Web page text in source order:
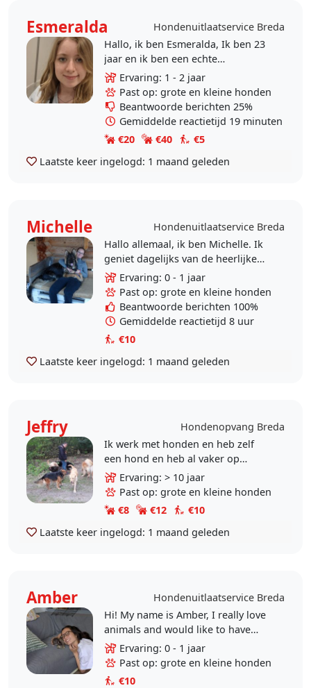
Esmeralda
Hondenuitlaatservice Breda
Hallo, ik ben Esmeralda, Ik ben 23
jaar en ik ben een echte
hondenliefhebber. Ik ben zelf
opgegroeid met katten, maar ik
paste toch veel liever op..
Ervaring: 1 - 2 jaar
Past op: grote en kleine honden
Beantwoorde berichten 25%
Gemiddelde reactietijd 19 minuten
€20
€40
€5
Laatste keer ingelogd: 1 maand geleden
Michelle
Hondenuitlaatservice Breda
Hallo allemaal, ik ben Michelle. Ik
geniet dagelijks van de heerlijke
wandelingen die ik met mijn eigen
hond Zimra maak en met de
honden van mijn..
Ervaring: 0 - 1 jaar
Past op: grote en kleine honden
Beantwoorde berichten 100%
Gemiddelde reactietijd 8 uur
€10
Laatste keer ingelogd: 1 maand geleden
Jeffry
Hondenopvang Breda
Ik werk met honden en heb zelf
een hond en heb al vaker op
honden gepast bij hond thuis en
zowel bij mij thuis dieren is me
passie
Ervaring: > 10 jaar
Past op: grote en kleine honden
€8
€12
€10
Laatste keer ingelogd: 1 maand geleden
Amber
Hondenuitlaatservice Breda
Hi! My name is Amber, I really love
animals and would like to have
some more animals in my life! I
grew up around animals on a farm,
and I currently..
Ervaring: 0 - 1 jaar
Past op: grote en kleine honden
€10